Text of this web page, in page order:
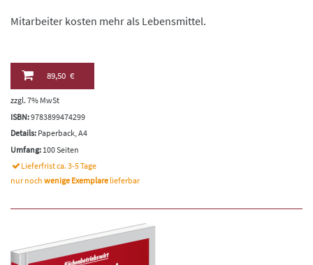
Mitarbeiter kosten mehr als Lebensmittel.
89,50 €
zzgl. 7% MwSt
ISBN:9783899474299
Details: Paperback, A4
Umfang: 100 Seiten
Lieferfrist ca. 3-5 Tage
nur noch wenige Exemplare lieferbar